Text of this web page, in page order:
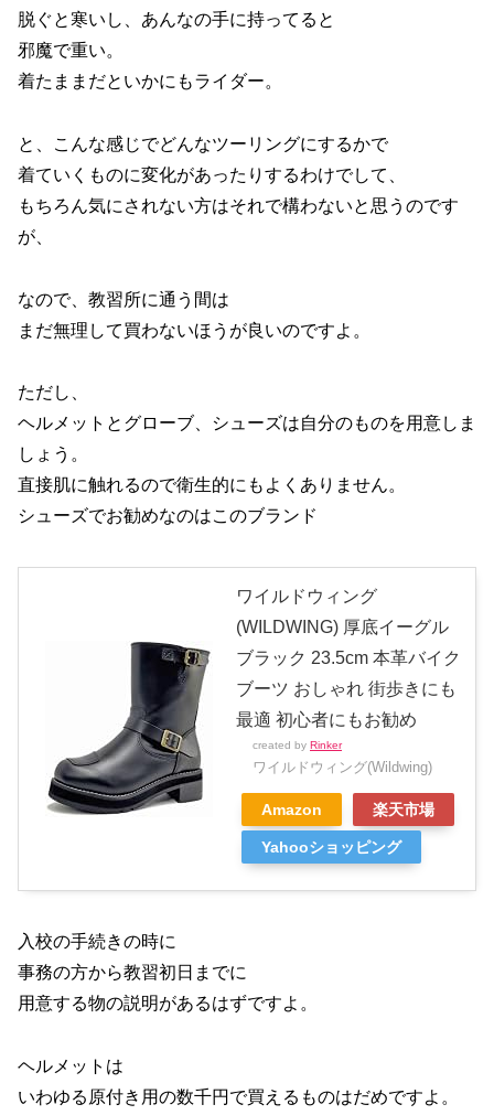
脱ぐと寒いし、あんなの手に持ってると
邪魔で重い。
着たままだといかにもライダー。
と、こんな感じでどんなツーリングにするかで
着ていくものに変化があったりするわけでして、
もちろん気にされない方はそれで構わないと思うのです
が、
なので、教習所に通う間は
まだ無理して買わないほうが良いのですよ。
ただし、
ヘルメットとグローブ、シューズは自分のものを用意しま
しょう。
直接肌に触れるので衛生的にもよくありません。
シューズでお勧めなのはこのブランド
ワイルドウィング
(WILDWING) 厚底イーグル
ブラック 23.5cm 本革バイク
ブーツ おしゃれ 街歩きにも
最適 初心者にもお勧め
created by Rinker
ワイルドウィング(Wildwing)
Amazon 楽天市場
Yahooショッピング
入校の手続きの時に
事務の方から教習初日までに
用意する物の説明があるはずですよ。
ヘルメットは
いわゆる原付き用の数千円で買えるものはだめですよ。